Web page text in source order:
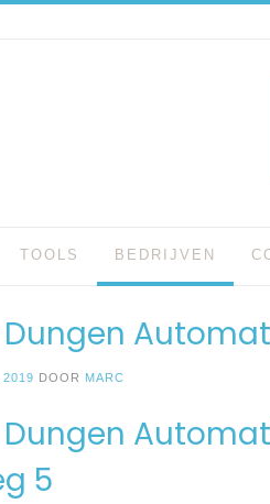
TOOLS BEDRIJVEN
DOOR MARC
5